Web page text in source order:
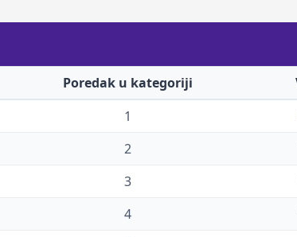
Poredak u kategoriji
1
2
3
4